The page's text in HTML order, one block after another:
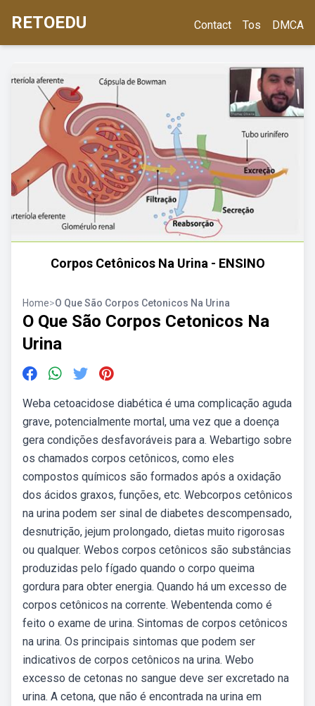
RETOEDU Contact Tos DMCA
Corpos Cetônicos Na Urina - ENSINO
Home>O Que São Corpos Cetonicos Na Urina
O Que São Corpos Cetonicos Na
Urina
Weba cetoacidose diabética é uma complicação aguda
grave, potencialmente mortal, uma vez que a doença
gera condições desfavoráveis para a. Webartigo sobre
os chamados corpos cetônicos, como eles
compostos químicos são formados após a oxidação
dos ácidos graxos, funções, etc. Webcorpos cetônicos
na urina podem ser sinal de diabetes descompensado,
desnutrição, jejum prolongado, dietas muito rigorosas
ou qualquer. Webos corpos cetônicos são substâncias
produzidas pelo fígado quando o corpo queima
gordura para obter energia. Quando há um excesso de
corpos cetônicos na corrente. Webentenda como é
feito o exame de urina. Sintomas de corpos cetônicos
na urina. Os principais sintomas que podem ser
indicativos de corpos cetônicos na urina. Webo
excesso de cetonas no sangue deve ser excretado na
urina. A cetona, que não é encontrada na urina em